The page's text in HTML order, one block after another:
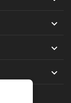


